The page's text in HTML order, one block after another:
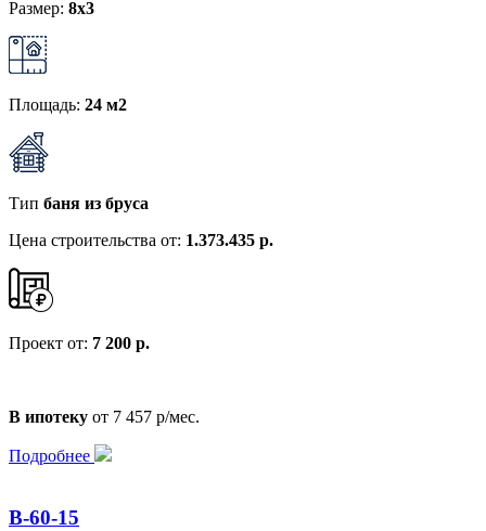
Размер: 8x3
Площадь: 24 м2
Тип баня из бруса
Цена строительства от: 1.373.435 р.
Проект от: 7 200 р.
В ипотеку от 7 457 р/мес.
Подробнее
B-60-15